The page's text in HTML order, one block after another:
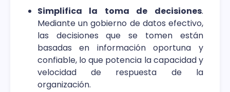
Simplifica la toma de decisiones.
Mediante un gobierno de datos efectivo,
las decisiones que se tomen están
basadas en información oportuna y
confiable, lo que potencia la capacidad y
velocidad de respuesta de la
organización.